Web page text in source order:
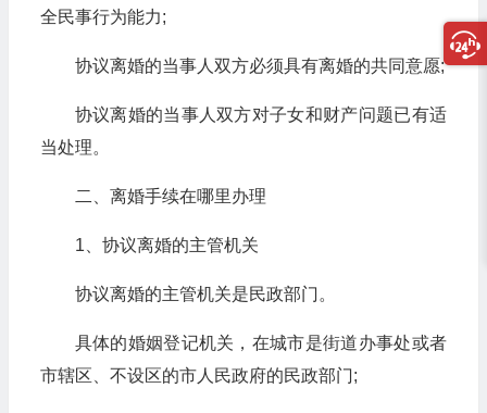
全民事行为能力;
协议离婚的当事人双方必须具有离婚的共同意愿;
协议离婚的当事人双方对子女和财产问题已有适
当处理。
二、离婚手续在哪里办理
1、协议离婚的主管机关
协议离婚的主管机关是民政部门。
具体的婚姻登记机关，在城市是街道办事处或者
市辖区、不设区的市人民政府的民政部门;